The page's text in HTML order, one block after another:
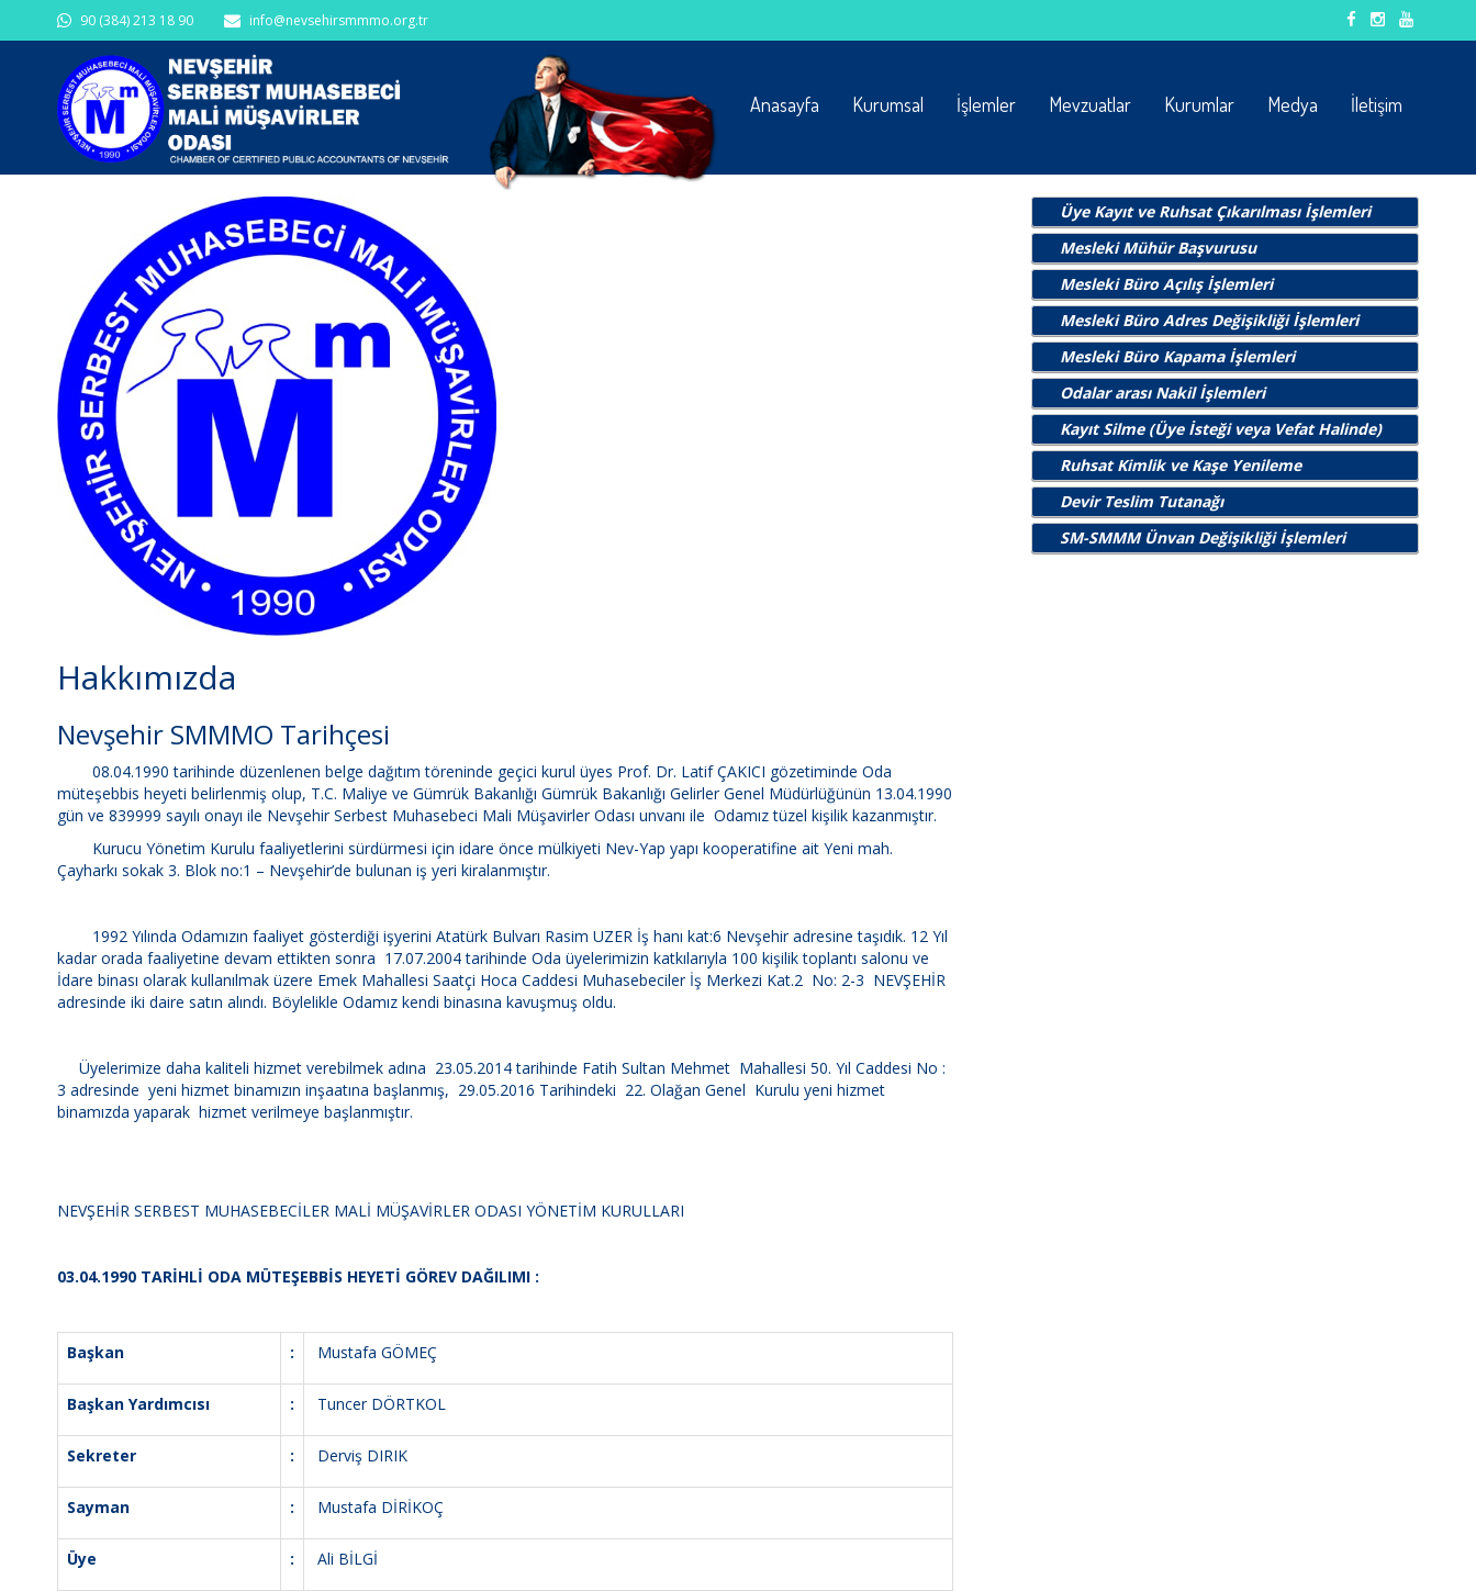
90 (384) 213 18 90 info@nevsehirsmmmo.org.tr
Anasayfa Kurumsal İşlemler Mevzuatlar Kurumlar Medya İletişim
Hakkımızda
Nevşehir SMMMO Tarihçesi
08.04.1990 tarihinde düzenlenen belge dağıtım töreninde geçici kurul üyes Prof. Dr. Latif ÇAKICI gözetiminde Oda
müteşebbis heyeti belirlenmiş olup, T.C. Maliye ve Gümrük Bakanlığı Gümrük Bakanlığı Gelirler Genel Müdürlüğünün 13.04.1990
gün ve 839999 sayılı onayı ile Nevşehir Serbest Muhasebeci Mali Müşavirler Odası unvanı ile Odamız tüzel kişilik kazanmıştır.
Kurucu Yönetim Kurulu faaliyetlerini sürdürmesi için idare önce mülkiyeti Nev-Yap yapı kooperatifine ait Yeni mah.
Çayharkı sokak 3. Blok no:1 – Nevşehir’de bulunan iş yeri kiralanmıştır.
1992 Yılında Odamızın faaliyet gösterdiği işyerini Atatürk Bulvarı Rasim UZER İş hanı kat:6 Nevşehir adresine taşıdık. 12 Yıl
kadar orada faaliyetine devam ettikten sonra 17.07.2004 tarihinde Oda üyelerimizin katkılarıyla 100 kişilik toplantı salonu ve
İdare binası olarak kullanılmak üzere Emek Mahallesi Saatçi Hoca Caddesi Muhasebeciler İş Merkezi Kat.2 No: 2-3 NEVŞEHİR
adresinde iki daire satın alındı. Böylelikle Odamız kendi binasına kavuşmuş oldu.
Üyelerimize daha kaliteli hizmet verebilmek adına 23.05.2014 tarihinde Fatih Sultan Mehmet Mahallesi 50. Yıl Caddesi No :
3 adresinde yeni hizmet binamızın inşaatına başlanmış, 29.05.2016 Tarihindeki 22. Olağan Genel Kurulu yeni hizmet
binamızda yaparak hizmet verilmeye başlanmıştır.
NEVŞEHİR SERBEST MUHASEBECİLER MALİ MÜŞAVİRLER ODASI YÖNETİM KURULLARI
03.04.1990 TARİHLİ ODA MÜTEŞEBBİS HEYETİ GÖREV DAĞILIMI :
Başkan : Mustafa GÖMEÇ
Başkan Yardımcısı : Tuncer DÖRTKOL
Sekreter : Derviş DIRIK
Sayman : Mustafa DİRİKOÇ
Üye : Ali BİLGİ
Üye Kayıt ve Ruhsat Çıkarılması İşlemleri
Mesleki Mühür Başvurusu
Mesleki Büro Açılış İşlemleri
Mesleki Büro Adres Değişikliği İşlemleri
Mesleki Büro Kapama İşlemleri
Odalar arası Nakil İşlemleri
Kayıt Silme (Üye İsteği veya Vefat Halinde)
Ruhsat Kimlik ve Kaşe Yenileme
Devir Teslim Tutanağı
SM-SMMM Ünvan Değişikliği İşlemleri